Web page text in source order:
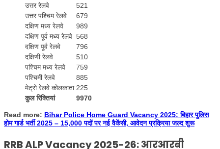
उत्तर रेलवे
521
उत्तर पश्चिम रेलवे
679
दक्षिण मध्य रेलवे
989
दक्षिण पूर्व मध्य रेलवे 568
दक्षिण पूर्व रेलवे
796
दक्षिणी रेलवे
510
पश्चिम मध्य रेलवे
759
पश्चिमी रेलवे
885
मेट्रो रेलवे कोलकाता 225
कुल रिक्तियां
9970
Read more: Bihar Police Home Guard Vacancy 2025: बिहार पुलिस
होम गार्ड भर्ती 2025 – 15,000 पदों पर नई वैकेंसी, आवेदन प्रक्रिया जल्द शुरू
RRB ALP Vacancy 2025-26: आरआरबी